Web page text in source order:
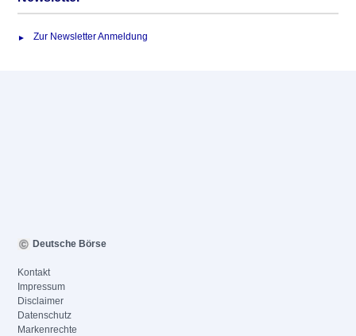
Zur Newsletter Anmeldung
Deutsche Börse
Kontakt
Impressum
Disclaimer
Datenschutz
Markenrechte